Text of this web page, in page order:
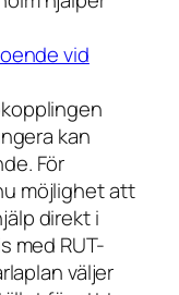
vid
kan
För
möjlighet att
direkt i
med RUT-
väljer